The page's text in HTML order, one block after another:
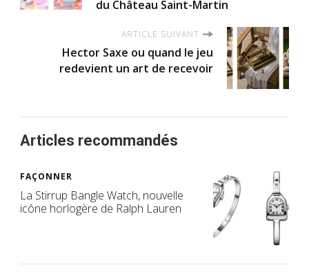
du Château Saint-Martin
ARTICLE SUIVANT
Hector Saxe ou quand le jeu
redevient un art de recevoir
Articles recommandés
FAÇONNER
La Stirrup Bangle Watch, nouvelle
icône horlogère de Ralph Lauren